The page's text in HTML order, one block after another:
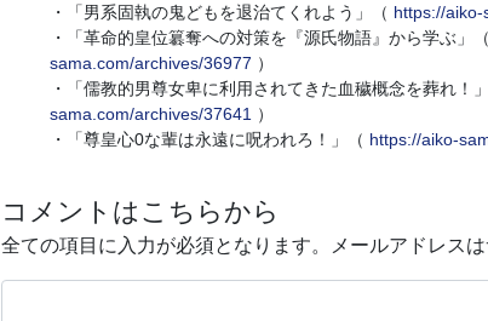
・「男系固執の鬼どもを退治てくれよう」（ https://
・「革命的皇位簒奪への対策を『源氏物語』から学ぶ」（
sama.com/archives/36977 ）
・「儒教的男尊女卑に利用されてきた血穢概念を葬れ！
sama.com/archives/37641 ）
・「尊皇心0な輩は永遠に呪われろ！」（ https://aiko-
コメントはこちらから
全ての項目に入力が必須となります。メールアドレス